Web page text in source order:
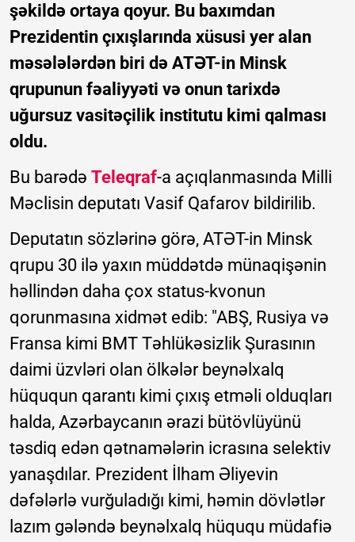
şəkildə ortaya qoyur. Bu baxımdan
Prezidentin çıxışlarında xüsusi yer alan
məsələlərdən biri də ATƏT-in Minsk
qrupunun fəaliyyəti və onun tarixdə
uğursuz vasitəçilik institutu kimi qalması
oldu.
Bu barədə Teleqraf-a açıqlanmasında Milli
Məclisin deputatı Vasif Qafarov bildirilib.
Deputatın sözlərinə görə, ATƏT-in Minsk
qrupu 30 ilə yaxın müddətdə münaqişənin
həllindən daha çox status-kvonun
qorunmasına xidmət edib: "ABŞ, Rusiya və
Fransa kimi BMT Təhlükəsizlik Şurasının
daimi üzvləri olan ölkələr beynəlxalq
hüququn qarantı kimi çıxış etməli olduqları
halda, Azərbaycanın ərazi bütövlüyünü
təsdiq edən qətnamələrin icrasına selektiv
yanaşdılar. Prezident İlham Əliyevin
dəfələrlə vurğuladığı kimi, həmin dövlətlər
lazım gələndə beynəlxalq hüququ müdafiə